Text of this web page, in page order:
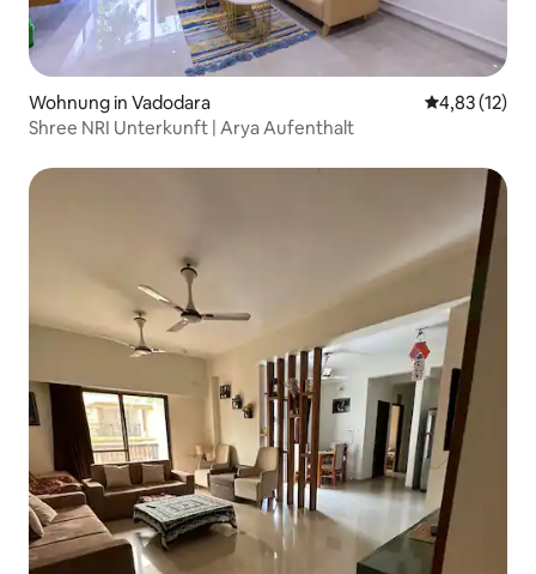
Wohnung in Vadodara
4,83 (12)
Shree NRI Unterkunft | Arya Aufenthalt